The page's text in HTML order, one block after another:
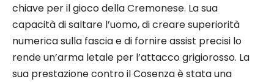
chiave per il gioco della Cremonese. La sua
capacità di saltare l’uomo, di creare superiorità
numerica sulla fascia e di fornire assist precisi lo
rende un’arma letale per l’attacco grigiorosso. La
sua prestazione contro il Cosenza è stata una